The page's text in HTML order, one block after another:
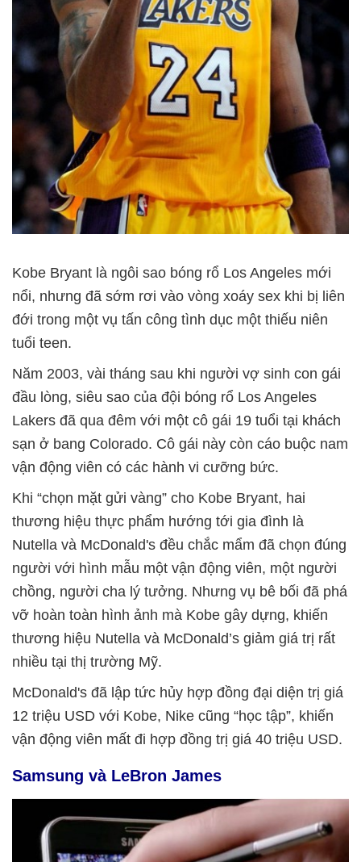
Kobe Bryant là ngôi sao bóng rổ Los Angeles mới
nổi, nhưng đã sớm rơi vào vòng xoáy sex khi bị liên
đới trong một vụ tấn công tình dục một thiếu niên
tuổi teen.
Năm 2003, vài tháng sau khi người vợ sinh con gái
đầu lòng, siêu sao của đội bóng rổ Los Angeles
Lakers đã qua đêm với một cô gái 19 tuổi tại khách
sạn ở bang Colorado. Cô gái này còn cáo buộc nam
vận động viên có các hành vi cưỡng bức.
Khi “chọn mặt gửi vàng” cho Kobe Bryant, hai
thương hiệu thực phẩm hướng tới gia đình là
Nutella và McDonald's đều chắc mẩm đã chọn đúng
người với hình mẫu một vận động viên, một người
chồng, người cha lý tưởng. Nhưng vụ bê bối đã phá
vỡ hoàn toàn hình ảnh mà Kobe gây dựng, khiến
thương hiệu Nutella và McDonald’s giảm giá trị rất
nhiều tại thị trường Mỹ.
McDonald's đã lập tức hủy hợp đồng đại diện trị giá
12 triệu USD với Kobe, Nike cũng “học tập”, khiến
vận động viên mất đi hợp đồng trị giá 40 triệu USD.
Samsung và LeBron James